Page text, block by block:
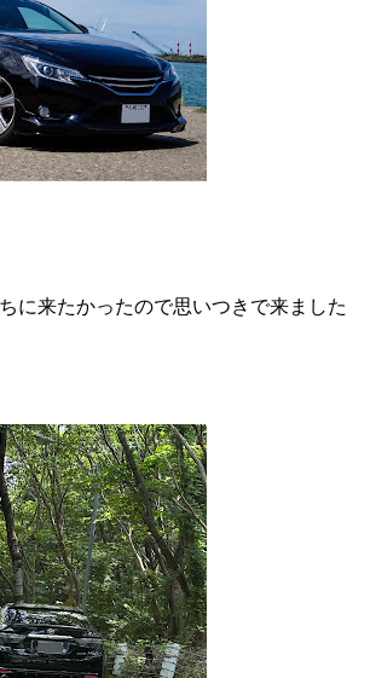
に来たかったので思いつきで来ました